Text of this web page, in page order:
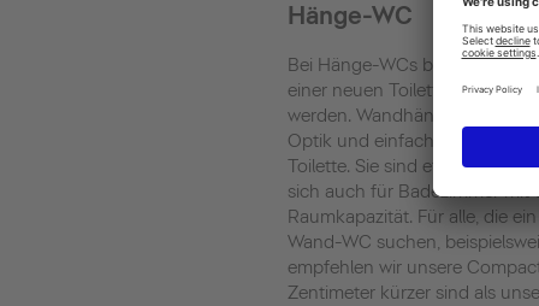
Hänge-WC
Bei Hänge-WCs bzw. Wand-
einer neuen Toilette das
werden. Wandhängende
Optik und einfache
Toilette. Sie sind etwas
sich auch für Badezimmer mit
Raumkapazität. Für alle, die
Wand-WC suchen,
empfehlen wir unsere
Zentimeter kürzer sind als